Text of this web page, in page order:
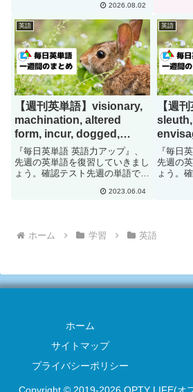
hindsighthailgravelcommonerlinge
rtamperretrospectapplaudpebblea
...
2026.08.02
英語
【週刊英単語】visionary,
machination, altered
form, incur, dogged,
culinary[#178]
『毎日英単語 英語力アップ』、
先週の英単語を復習していきまし
ょう。確認テスト先週の単語で
visionarymachinationaltered2023.06.04
英語
【週
『毎日
先週の
ょう。
ホーム 学習 英語
ホーム
サイトマップ
プライバシーポリシー